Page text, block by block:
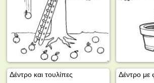
Δέντρο και τουλίπες Δέντρο με